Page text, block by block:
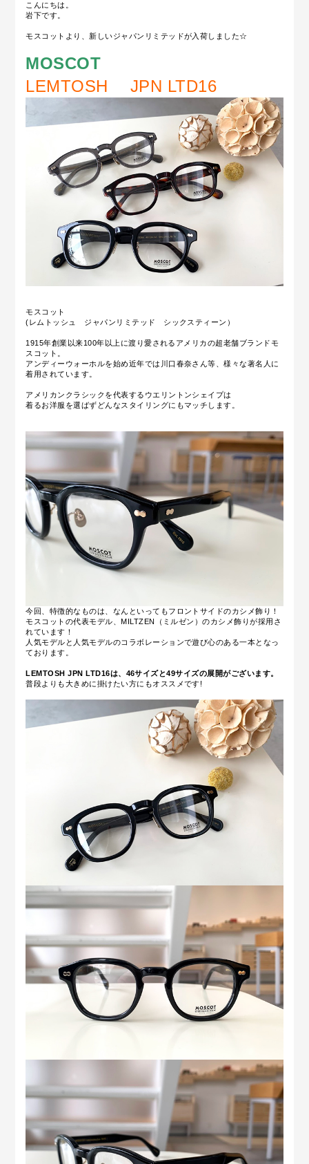
こんにちは。
岩下です。
モスコットより、新しいジャパンリミテッドが入荷しました☆
MOSCOT
LEMTOSH JPN LTD16
モスコット
(レムトッシュ ジャパンリミテッド シックスティーン）
1915年創業以来100年以上に渡り愛されるアメリカの超老舗ブランドモ
スコット。
アンディーウォーホルを始め近年では川口春奈さん等、様々な著名人に
着用されています。
アメリカンクラシックを代表するウエリントンシェイプは
着るお洋服を選ばずどんなスタイリングにもマッチします。
今回、特徴的なものは、なんといってもフロントサイドのカシメ飾り！
モスコットの代表モデル、MILTZEN（ミルゼン）のカシメ飾りが採用さ
れています！
人気モデルと人気モデルのコラボレーションで遊び心のある一本となっ
ております。
LEMTOSH JPN LTD16は、46サイズと49サイズの展開がございます。
普段よりも大きめに掛けたい方にもオススメです!